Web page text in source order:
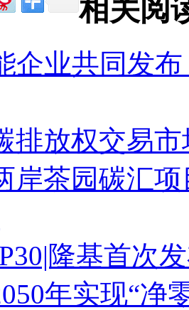
相关阅
企业共同发
排放权交易
岸茶园碳汇
隆基首次
年实现“净